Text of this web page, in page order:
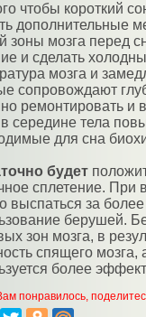
чтобы короткий
дополнительные
зоны мозга перед
и сделать
мозга и
сопровождают
ремонтировать и
середине тела
для сна
будет
сплетение. При
выспаться за
берушей.
зон мозга, в
спящего мозга,
более
понравилось,